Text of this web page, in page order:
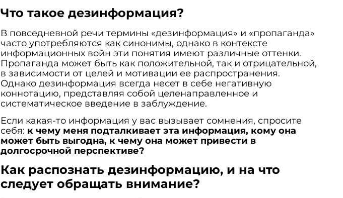
Что такое дезинформация?
В повседневной речи термины «дезинформация» и «пропаганда»
часто употребляются как синонимы, однако в контексте
информационных войн эти понятия имеют различные оттенки.
Пропаганда может быть как положительной, так и отрицательной,
в зависимости от целей и мотивации ее распространения.
Однако дезинформация всегда несет в себе негативную
коннотацию, представляя собой целенаправленное и
систематическое введение в заблуждение.
Если какая-то информация у вас вызывает сомнения, спросите
себя: к чему меня подталкивает эта информация, кому она
может быть выгодна, к чему она может привести в
долгосрочной перспективе?
Как распознать дезинформацию, и на что
следует обращать внимание?